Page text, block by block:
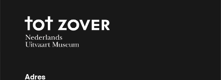
Adres